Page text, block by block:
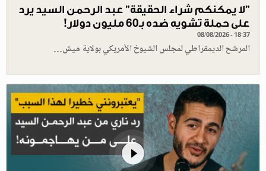
"لا يمكنكم شراء الحقيقة" عبد الرحمن السيد يرد
على حملة تشويه ضده بـ60 مليون دولار!
08/08/2026 - 18:37
المرشح الديمقراطي لمجلس الشيوخ الأمريكي بولاية ميش…